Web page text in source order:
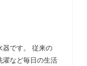
器です。 従来の
濯など毎日の生活